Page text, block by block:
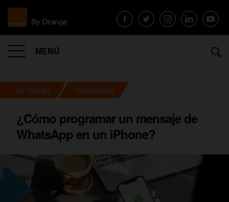
MENÚ
By Orange Dispositivos
¿Cómo programar un mensaje de
WhatsApp en un iPhone?